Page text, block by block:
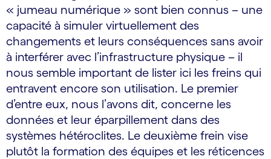
« jumeau numérique » sont bien connus – une
capacité à simuler virtuellement des
changements et leurs conséquences sans avoir
à interférer avec l’infrastructure physique – il
nous semble important de lister ici les freins qui
entravent encore son utilisation. Le premier
d’entre eux, nous l’avons dit, concerne les
données et leur éparpillement dans des
systèmes hétéroclites. Le deuxième frein vise
plutôt la formation des équipes et les réticences